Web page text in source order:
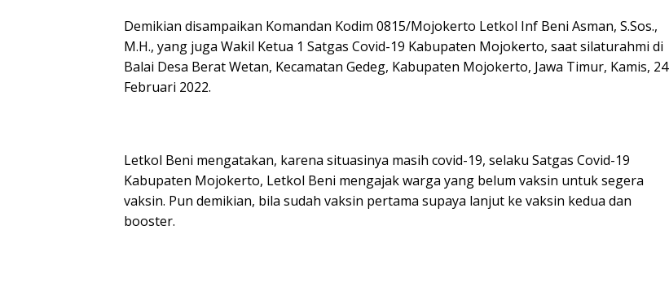
Demikian disampaikan Komandan Kodim 0815/Mojokerto Letkol Inf Beni Asman, S.Sos.,
M.H., yang juga Wakil Ketua 1 Satgas Covid-19 Kabupaten Mojokerto, saat silaturahmi di
Balai Desa Berat Wetan, Kecamatan Gedeg, Kabupaten Mojokerto, Jawa Timur, Kamis, 24
Februari 2022.
Letkol Beni mengatakan, karena situasinya masih covid-19, selaku Satgas Covid-19
Kabupaten Mojokerto, Letkol Beni mengajak warga yang belum vaksin untuk segera
vaksin. Pun demikian, bila sudah vaksin pertama supaya lanjut ke vaksin kedua dan
booster.